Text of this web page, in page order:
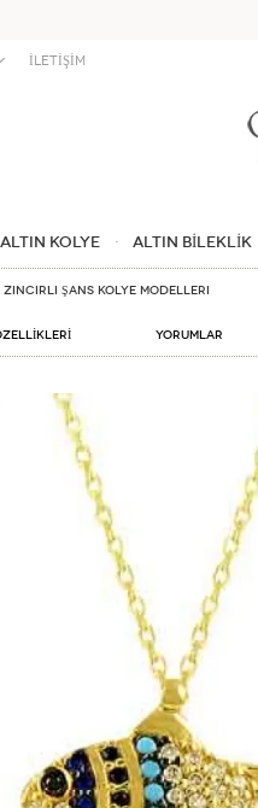
İLETİŞİM
ALTIN KOLYE ALTIN BİLEKLİK
Zincirli Şans Kolye Modelleri
Yorumlar